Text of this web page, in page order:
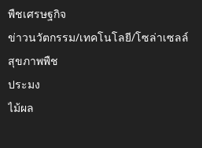
พืชเศรษฐกิจ
ข่าวนวัตกรรม/เทคโนโลยี/โซล่าเซลล์
สุขภาพพืช
ประมง
ไม้ผล